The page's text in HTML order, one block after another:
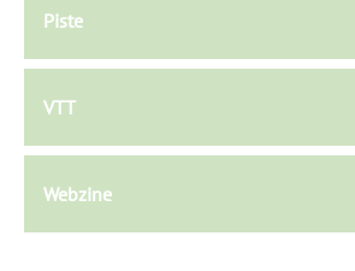
Piste
VTT
Webzine